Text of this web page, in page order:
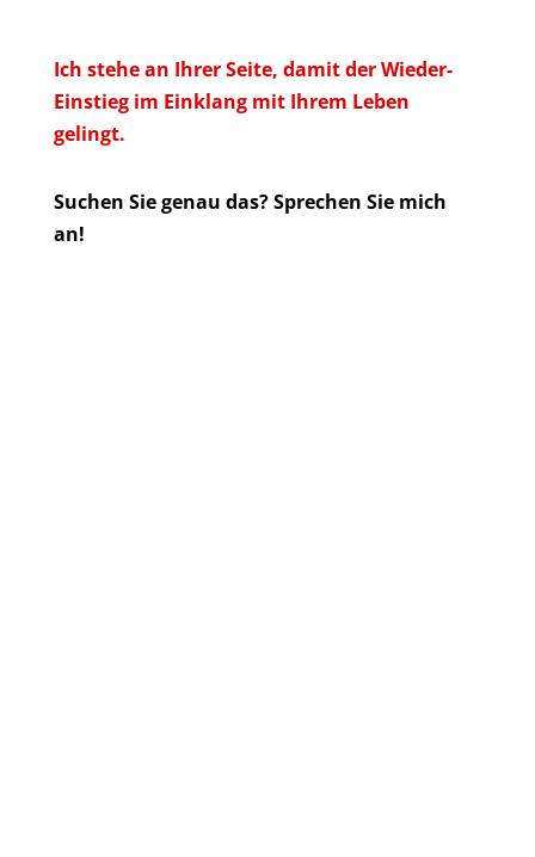
Ich stehe an Ihrer Seite, damit der Wieder-
Einstieg im Einklang mit Ihrem Leben
gelingt.
Suchen Sie genau das? Sprechen Sie mich
an!